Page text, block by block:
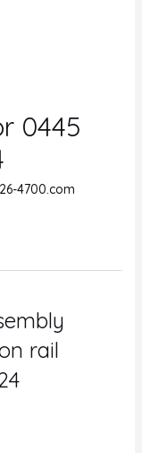
0445
4700.com
rail